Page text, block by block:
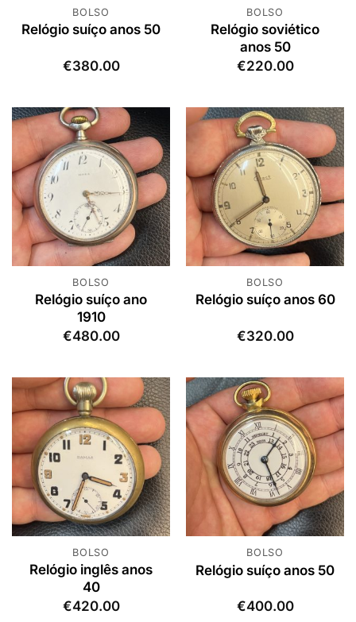
BOLSO
Relógio suíço anos 50
€380.00
BOLSO
Relógio soviético
anos 50
€220.00
BOLSO
Relógio suíço ano
1910
€480.00
BOLSO
Relógio suíço anos 60
€320.00
BOLSO
Relógio inglês anos
40
€420.00
BOLSO
Relógio suíço anos 50
€400.00